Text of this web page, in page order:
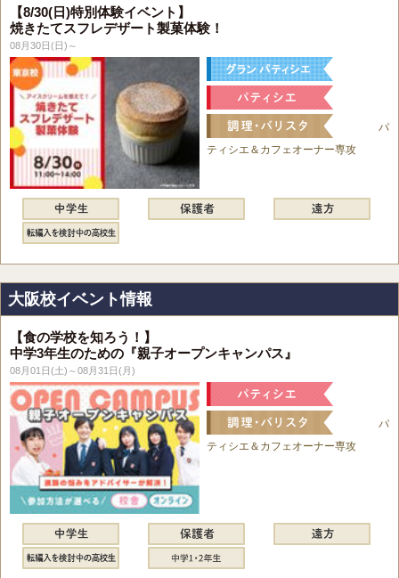
【8/30(日)特別体験イベント】
焼きたてスフレデザート製菓体験！
08月30日(日)～
パ
ティシエ＆カフェオーナー専攻
大阪校イベント情報
【食の学校を知ろう！】
中学3年生のための『親子オープンキャンパス』
08月01日(土)～08月31日(月)
パ
ティシエ＆カフェオーナー専攻